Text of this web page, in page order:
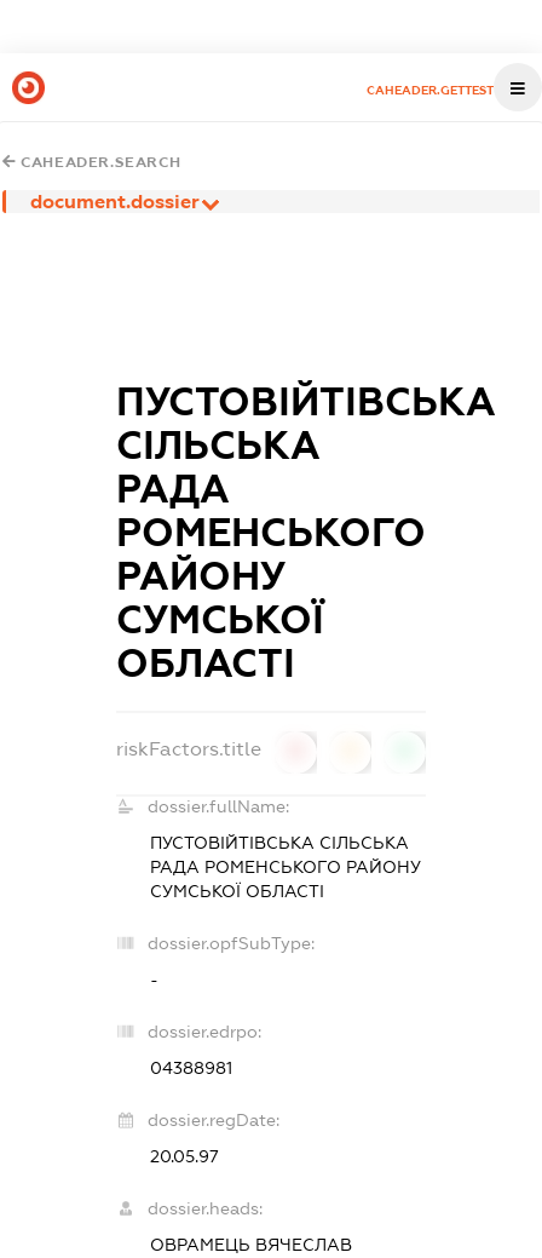
CAHEADER.GETTEST
CAHEADER.SEARCH
document.dossier
ПУСТОВІЙТІВСЬКА
СІЛЬСЬКА
РАДА
РОМЕНСЬКОГО
РАЙОНУ
СУМСЬКОЇ
ОБЛАСТІ
riskFactors.title
dossier.fullName:
ПУСТОВІЙТІВСЬКА СІЛЬСЬКА
РАДА РОМЕНСЬКОГО РАЙОНУ
СУМСЬКОЇ ОБЛАСТІ
dossier.opfSubType:
-
dossier.edrpo:
04388981
dossier.regDate:
20.05.97
dossier.heads:
ОВРАМЕЦЬ ВЯЧЕСЛАВ